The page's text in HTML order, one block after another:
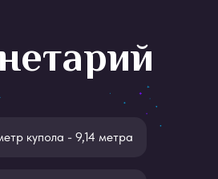
купола - 9,14 метра